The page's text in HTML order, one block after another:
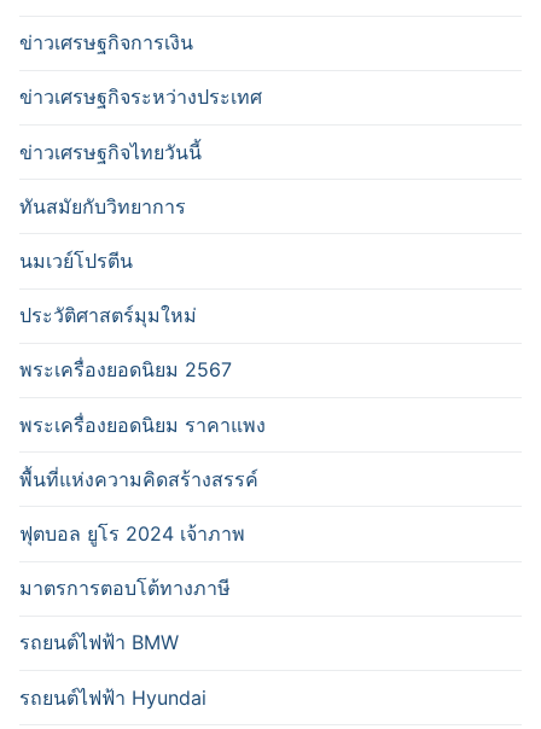
ข่าวเศรษฐกิจการเงิน
ข่าวเศรษฐกิจระหว่างประเทศ
ข่าวเศรษฐกิจไทยวันนี้
ทันสมัยกับวิทยาการ
นมเวย์โปรตีน
ประวัติศาสตร์มุมใหม่
พระเครื่องยอดนิยม 2567
พระเครื่องยอดนิยม ราคาแพง
พื้นที่แห่งความคิดสร้างสรรค์
ฟุตบอล ยูโร 2024 เจ้าภาพ
มาตรการตอบโต้ทางภาษี
รถยนต์ไฟฟ้า BMW
รถยนต์ไฟฟ้า Hyundai